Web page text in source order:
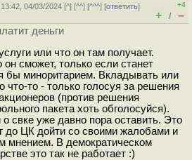
04/03/2024 [^] [^^] [^^^] [ответить]
+4
+ / –
деньги
или что он там получает.
он сможет, только если станет
бы миноритарием. Вкладывать или
что-то - только голосуя за решения
(против решения
пакета хоть обголосуйся).
свке уже давно пора оставить. Это
до ЦК дойти со своими жалобами и
мнением. В демократическом
это так не работает :)